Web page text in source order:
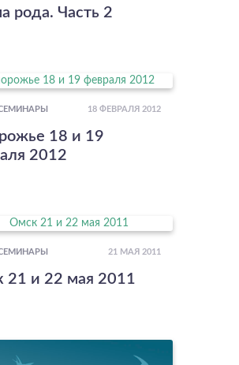
рода. Часть 2
18 ФЕВРАЛЯ 2012
18 и 19
2012
21 МАЯ 2011
21 и 22 мая 2011